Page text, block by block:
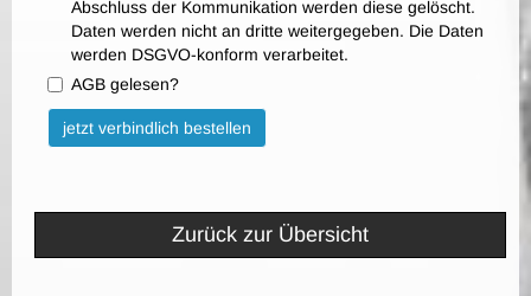
Abschluss der Kommunikation werden diese gelöscht.
Daten werden nicht an dritte weitergegeben. Die Daten
werden DSGVO-konform verarbeitet.
AGB gelesen?
Bitte nicht ausfüllen.
jetzt verbindlich bestellen
Zurück zur Übersicht